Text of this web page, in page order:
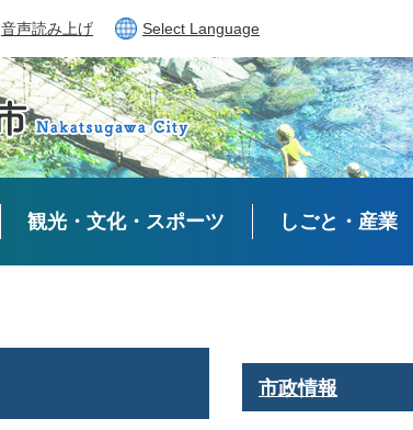
音声読み上げ Select Language
観光・文化・スポーツ しごと・産業
市政情報